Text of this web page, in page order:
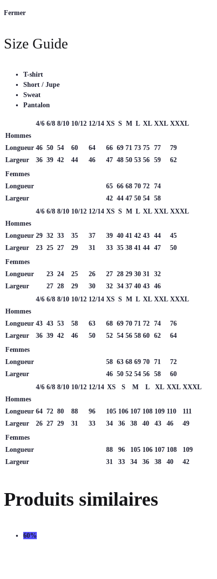
Fermer
Size Guide
T-shirt
Short / Jupe
Sweat
Pantalon
4/6 6/8 8/10 10/12 12/14 XS S M L XL XXL XXXL
Hommes
Longueur 46 50 54 60 64 66 69 71 73 75 77
79
Largeur
36 39 42 44 46 47 48 50 53 56 59
62
Femmes
Longueur
65 66 68 70 72 74
Largeur
42 44 47 50 54 58
4/6 6/8 8/10 10/12 12/14 XS S M L XL XXL XXXL
Hommes
Longueur 29 32 33 35 37 39 40 41 42 43 44
45
Largeur
23 25 27 29 31 33 35 38 41 44 47
50
Femmes
Longueur
23 24 25 26 27 28 29 30 31
32
Largeur
27 28 29 30 32 34 37 40 43 46
4/6 6/8 8/10 10/12 12/14 XS S M L XL XXL XXXL
Hommes
Longueur 43 43 53 58 63 68 69 70 71 72 74
76
Largeur
36 39 42 46 50 52 54 56 58 60 62
64
Femmes
Longueur
58 63 68 69 70 71
72
Largeur
46 50 52 54 56 58
60
4/6 6/8 8/10 10/12 12/14 XS S M L XL XXL XXXL
Hommes
Longueur 64 72 80 88 96 105 106 107 108 109 110
111
Largeur
26 27 29 31 33 34 36 38 40 43 46
49
Femmes
Longueur
88 96 105 106 107 108
109
Largeur
31 33 34 36 38 40 42
Produits similaires
60%